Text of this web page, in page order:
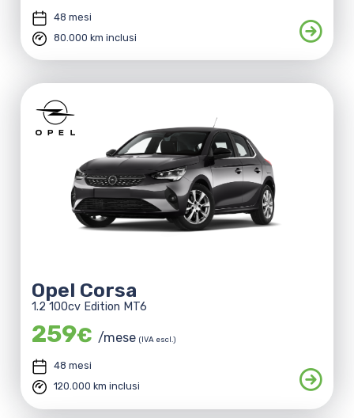
48 mesi
80.000 km inclusi
Opel Corsa
1.2 100cv Edition MT6
259€ /mese (IVA escl.)
48 mesi
120.000 km inclusi